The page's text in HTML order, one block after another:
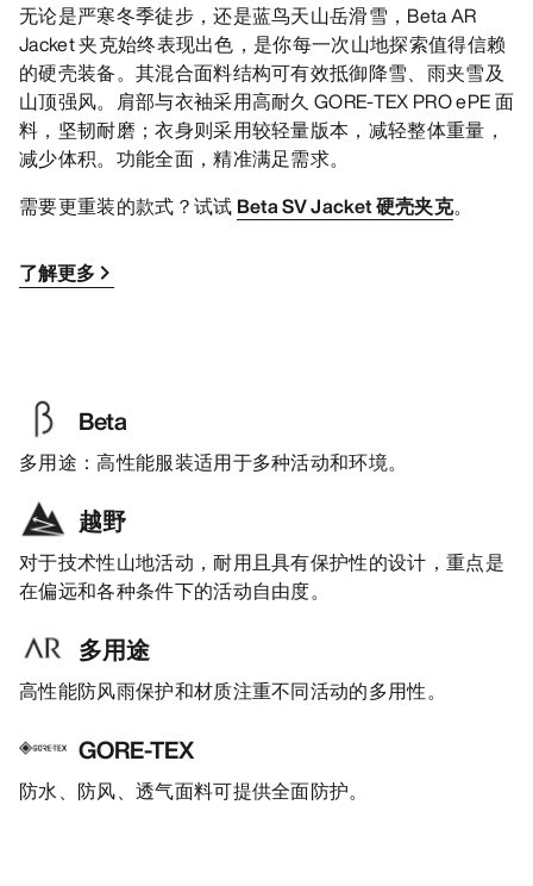
无论是严寒冬季徒步，还是蓝鸟天山岳滑雪，Beta AR
Jacket 夹克始终表现出色，是你每一次山地探索值得信赖
的硬壳装备。其混合面料结构可有效抵御降雪、雨夹雪及
山顶强风。肩部与衣袖采用高耐久 GORE-TEX PRO ePE 面
料，坚韧耐磨；衣身则采用较轻量版本，减轻整体重量，
减少体积。功能全面，精准满足需求。
需要更重装的款式？试试 Beta SV Jacket 硬壳夹克。
了解更多
Beta
多用途：高性能服装适用于多种活动和环境。
越野
对于技术性山地活动，耐用且具有保护性的设计，重点是
在偏远和各种条件下的活动自由度。
多用途
高性能防风雨保护和材质注重不同活动的多用性。
GORE-TEX
防水、防风、透气面料可提供全面防护。